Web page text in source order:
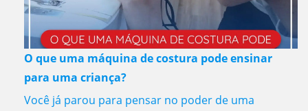
O que uma máquina de costura pode ensinar
para uma criança?
Você já parou para pensar no poder de uma